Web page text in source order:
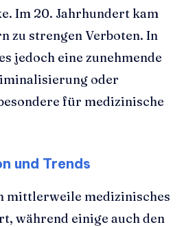
Im 20. Jahrhundert kam
zu strengen Verboten. In
jedoch eine zunehmende
oder
für medizinische
und Trends
mittlerweile medizinisches
während einige auch den